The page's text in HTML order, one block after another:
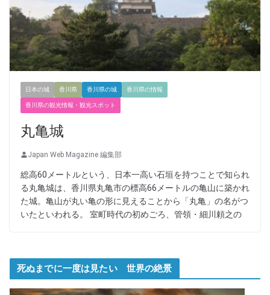
日本の城 香川県 香川県の城 香川県の情報
香川県の観光情報・観光スポット
丸亀城
Japan Web Magazine 編集部
総高60メートルという、日本一高い石垣を持つことで知られ
る丸亀城は、香川県丸亀市の標高66メートルの亀山に築かれ
た城。亀山が丸い亀の形に見えることから「丸亀」の名がつ
いたといわれる。 室町時代の初めごろ、管領・細川頼之の
死ぬまでに一度は見たい 世界の絶景